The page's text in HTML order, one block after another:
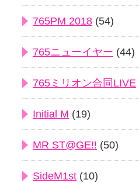
765PM 2018 (54)
765ニューイヤー (44)
765ミリオン合同LIVE
Initial M (19)
MR ST@GE!! (50)
SideM1st (10)